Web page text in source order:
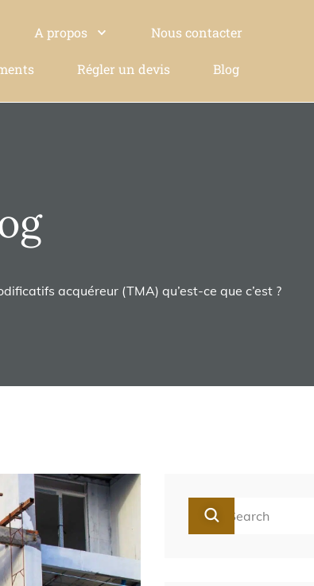
A propos Nous contacter
Régler un devis Blog
acquéreur (TMA) qu’est-ce que c’est ?